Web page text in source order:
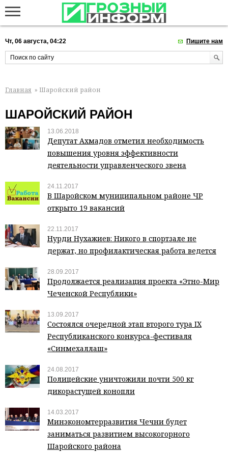
Чт, 06 августа, 04:22 Пишите нам
Главная » Шаройский район
ШАРОЙСКИЙ РАЙОН
13.06.2018
Депутат Ахмадов отметил необходимость
повышения уровня эффективности
деятельности управленческого звена
24.11.2017
В Шаройском муниципальном районе ЧР
открыто 19 вакансий
22.11.2017
Нурди Нухажиев: Никого в спортзале не
держат, но профилактическая работа ведется
28.09.2017
Продолжается реализация проекта «Этно-Мир
Чеченской Республики»
13.09.2017
Состоялся очередной этап второго тура IX
Республиканского конкурса-фестиваля
«Синмехаллаш»
24.08.2017
Полицейские уничтожили почти 500 кг
дикорастущей конопли
14.03.2017
Минэкономтерразвития Чечни будет
заниматься развитием высокогорного
Шаройского района